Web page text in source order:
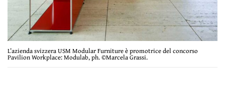
L’azienda svizzera USM Modular Furniture è promotrice del concorso
Pavilion Workplace: Modulab, ph. ©Marcela Grassi.